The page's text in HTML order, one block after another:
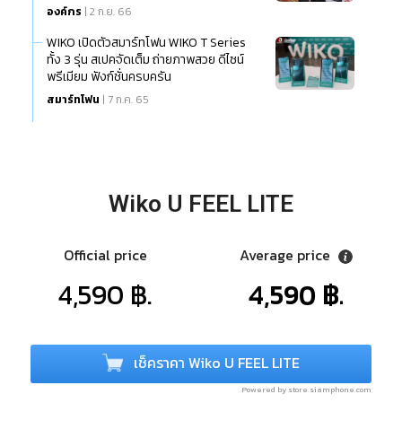
องค์กร | 2 ก.ย. 66
WIKO เปิดตัวสมาร์ทโฟน WIKO T Series
ทั้ง 3 รุ่น สเปคจัดเต็ม ถ่ายภาพสวย ดีไซน์
พรีเมียม ฟังก์ชั่นครบครัน
สมาร์ทโฟน | 7 ก.ค. 65
Wiko U FEEL LITE
Official price
4,590 ฿.
Average price
4,590 ฿.
เช็คราคา Wiko U FEEL LITE
Powered by store.siamphone.com